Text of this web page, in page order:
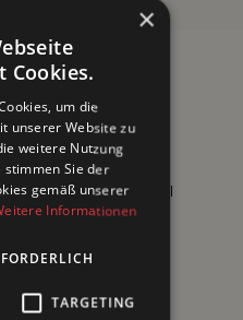
für
Welt unserer Senfonie
du eine vielfältige Auswahl
die deine kulinarischen
×
Cookies.
um die
unserer Website zu
weitere Nutzung
stimmen Sie der
gemäß unserer
Informationen
TARGETING